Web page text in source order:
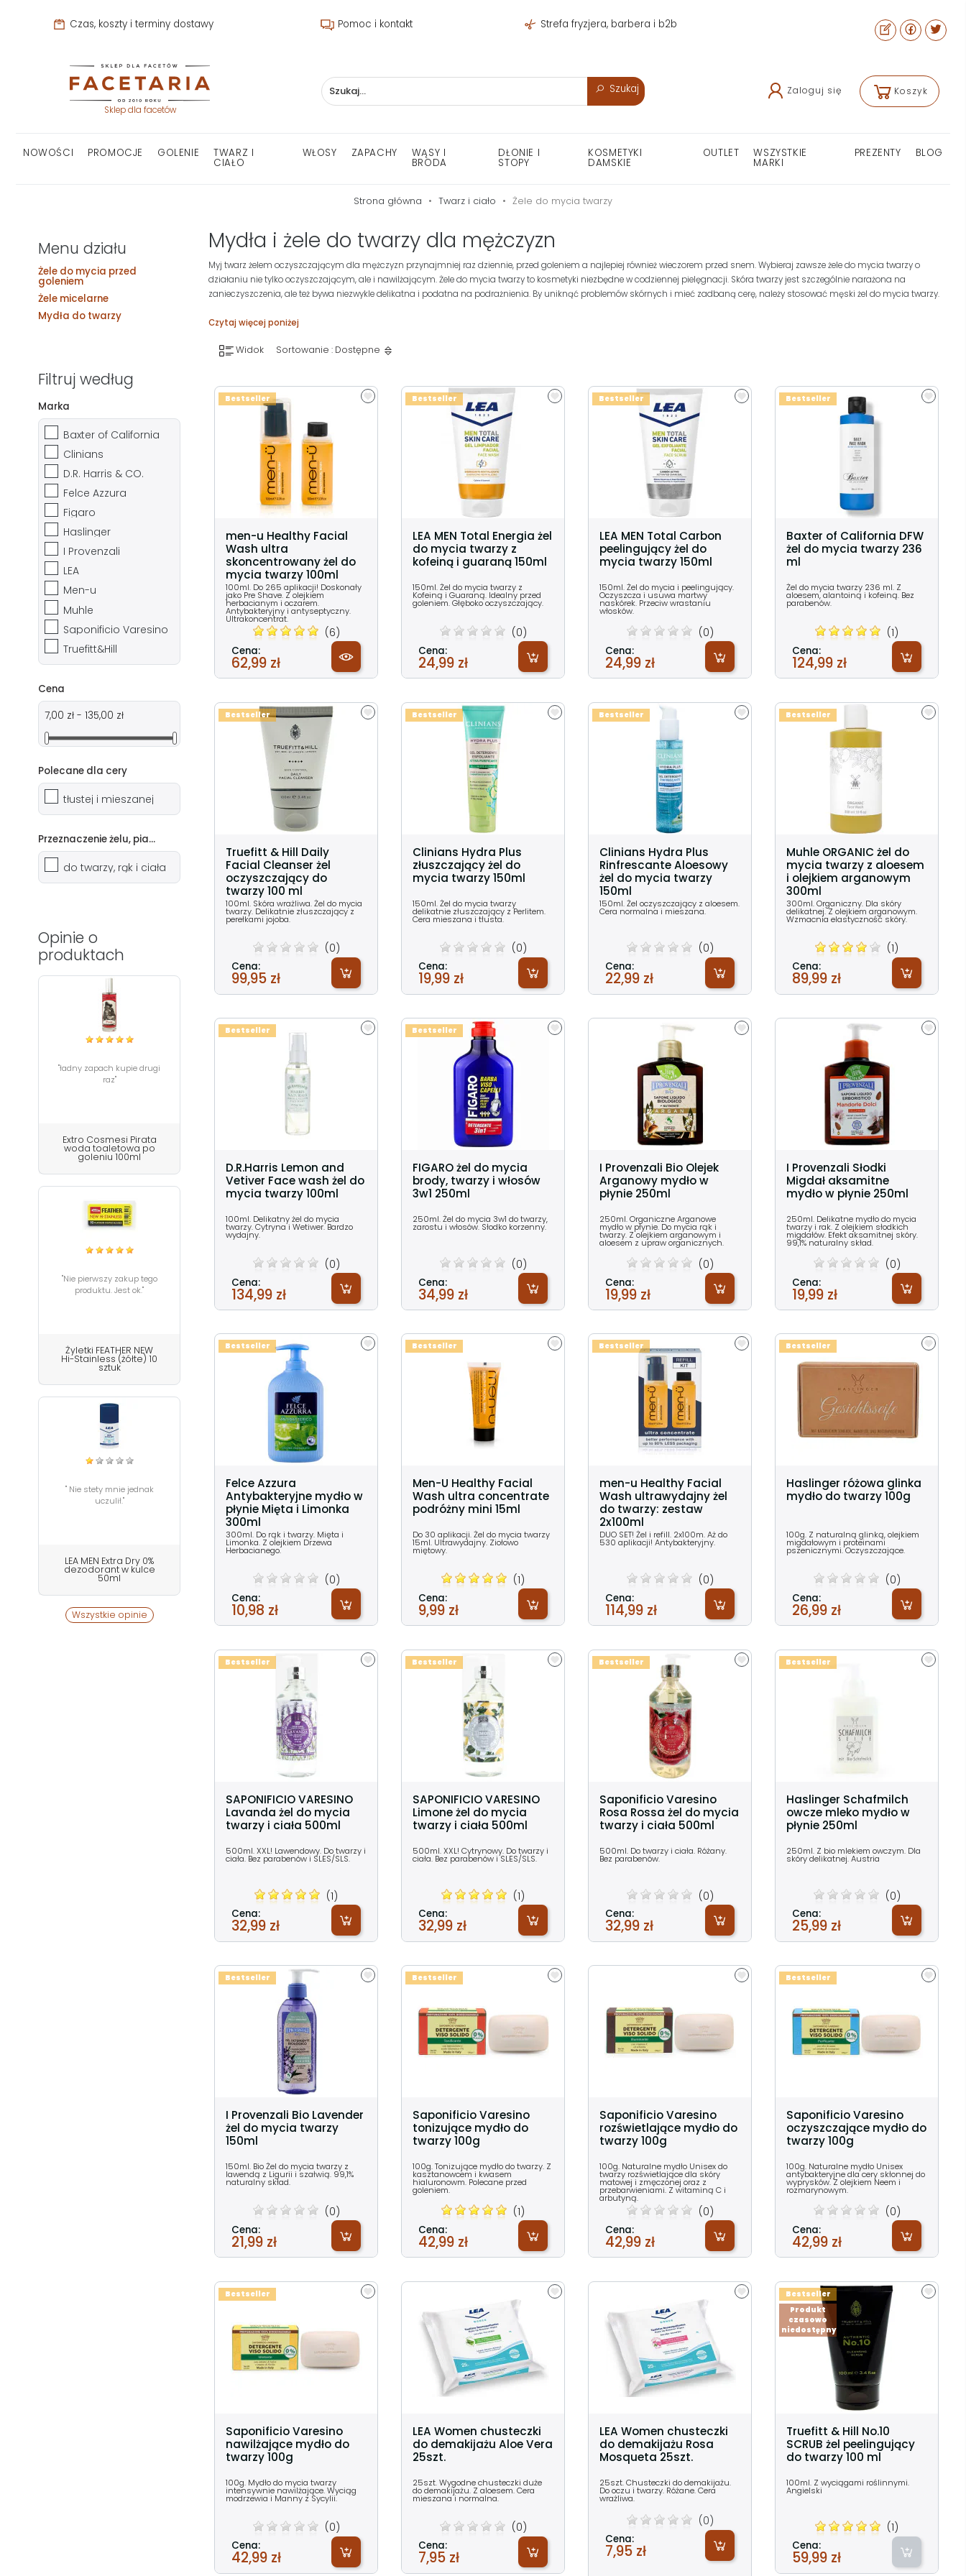
Czas, koszty i terminy dostawy Pomoc i kontakt Strefa fryzjera, barbera i b2b
Sklep dla facetów
Szukaj Zaloguj się Koszyk
NOWOŚCI PROMOCJE GOLENIE TWARZ I
CIAŁO
WŁOSY ZAPACHY WĄSY I
BRODA
DŁONIE I
STOPY
KOSMETYKI
DAMSKIE
OUTLET WSZYSTKIE
MARKI
PREZENTY BLOG
Strona główna Twarz i ciało Żele do mycia twarzy
Menu działu
Żele do mycia przed
goleniem
Żele micelarne
Mydła do twarzy
Filtruj według
Marka
Baxter of California
Clinians
D.R. Harris & CO.
Felce Azzura
Figaro
Haslinger
I Provenzali
LEA
Men-u
Muhle
Saponificio Varesino
Truefitt&Hill
Cena
7,00 zł - 135,00 zł
Polecane dla cery
tłustej i mieszanej
Przeznaczenie żelu, pianki, mydła
do twarzy, rąk i ciała
Opinie o
produktach
"ładny zapach kupie drugi
raz"
Extro Cosmesi Pirata
woda toaletowa po
goleniu 100ml
"Nie pierwszy zakup tego
produktu. Jest ok."
Żyletki FEATHER NEW
Hi-Stainless (żółte) 10
sztuk
" Nie stety mnie jednak
uczulił."
LEA MEN Extra Dry 0%
dezodorant w kulce
50ml
Wszystkie opinie
Mydła i żele do twarzy dla mężczyzn
Myj twarz żelem oczyszczającym dla mężczyzn przynajmniej raz dziennie, przed goleniem a najlepiej również wieczorem przed snem. Wybieraj zawsze żele do mycia twarzy o
działaniu nie tylko oczyszczającym, ale i nawilżającym. Żele do mycia twarzy to kosmetyki niezbędne w codziennej pielęgnacji. Skóra twarzy jest szczególnie narażona na
zanieczyszczenia, ale też bywa niezwykle delikatna i podatna na podrażnienia. By uniknąć problemów skórnych i mieć zadbaną cerę, należy stosować męski żel do mycia twarzy.
Czytaj więcej poniżej
Widok Sortowanie : Dostępne
men-u Healthy Facial
Wash ultra
skoncentrowany żel do
mycia twarzy 100ml
100ml. Do 265 aplikacji! Doskonały
jako Pre Shave. Z olejkiem
herbacianym i oczarem.
Antybakteryjny i antyseptyczny.
Ultrakoncentrat.
(6)
Cena:
62,99 zł
Bestseller
LEA MEN Total Energia żel
do mycia twarzy z
kofeiną i guaraną 150ml
150ml. Żel do mycia twarzy z
Kofeiną i Guaraną. Idealny przed
goleniem. Głęboko oczyszczający.
(0)
Cena:
24,99 zł
Bestseller
LEA MEN Total Carbon
peelingujący żel do
mycia twarzy 150ml
150ml. Żel do mycia i peelingujący.
Oczyszcza i usuwa martwy
naskórek. Przeciw wrastaniu
włosków.
(0)
Cena:
24,99 zł
Bestseller
Baxter of California DFW
żel do mycia twarzy 236
ml
Żel do mycia twarzy 236 ml. Z
aloesem, alantoiną i kofeiną. Bez
parabenów.
(1)
Cena:
124,99 zł
Bestseller
Truefitt & Hill Daily
Facial Cleanser żel
oczyszczający do
twarzy 100 ml
100ml. Skóra wrażliwa. Żel do mycia
twarzy. Delikatnie złuszczający z
perełkami jojoba.
(0)
Cena:
99,95 zł
Bestseller
Clinians Hydra Plus
złuszczający żel do
mycia twarzy 150ml
150ml. Żel do mycia twarzy
delikatnie złuszczający z Perlitem.
Cera mieszana i tłusta.
(0)
Cena:
19,99 zł
Bestseller
Clinians Hydra Plus
Rinfrescante Aloesowy
żel do mycia twarzy
150ml
150ml. Żel oczyszczający z aloesem.
Cera normalna i mieszana.
(0)
Cena:
22,99 zł
Bestseller
Muhle ORGANIC żel do
mycia twarzy z aloesem
i olejkiem arganowym
300ml
300ml. Organiczny. Dla skóry
delikatnej. Z olejkiem arganowym.
Wzmacnia elastyczność skóry.
(1)
Cena:
89,99 zł
Bestseller
D.R.Harris Lemon and
Vetiver Face wash żel do
mycia twarzy 100ml
100ml. Delikatny żel do mycia
twarzy. Cytryna i Wetiwer. Bardzo
wydajny.
(0)
Cena:
134,99 zł
Bestseller
FIGARO żel do mycia
brody, twarzy i włosów
3w1 250ml
250ml. Żel do mycia 3w1 do twarzy,
zarostu i włosów. Słodko korzenny.
(0)
Cena:
34,99 zł
Bestseller
I Provenzali Bio Olejek
Arganowy mydło w
płynie 250ml
250ml. Organiczne Arganowe
mydło w płynie. Do mycia rąk i
twarzy. Z olejkiem arganowym i
aloesem z upraw organicznych.
(0)
Cena:
19,99 zł
I Provenzali Słodki
Migdał aksamitne
mydło w płynie 250ml
250ml. Delikatne mydło do mycia
twarzy i rak. Z olejkiem słodkich
migdałów. Efekt aksamitnej skóry.
99,1% naturalny skład.
(0)
Cena:
19,99 zł
Felce Azzura
Antybakteryjne mydło w
płynie Mięta i Limonka
300ml
300ml. Do rąk i twarzy. Mięta i
Limonka. Z olejkiem Drzewa
Herbacianego.
(0)
Cena:
10,98 zł
Bestseller
Men-U Healthy Facial
Wash ultra concentrate
podróżny mini 15ml
Do 30 aplikacji. Żel do mycia twarzy
15ml. Ultrawydajny. Ziołowo
miętowy.
(1)
Cena:
9,99 zł
Bestseller
men-u Healthy Facial
Wash ultrawydajny żel
do twarzy: zestaw
2x100ml
DUO SET! Żel i refill. 2x100m. Aż do
530 aplikacji! Antybakteryjny.
(0)
Cena:
114,99 zł
Bestseller
Haslinger różowa glinka
mydło do twarzy 100g
100g. Z naturalną glinką, olejkiem
migdałowym i proteinami
pszenicznymi. Oczyszczające.
(0)
Cena:
26,99 zł
Bestseller
SAPONIFICIO VARESINO
Lavanda żel do mycia
twarzy i ciała 500ml
500ml. XXL! Lawendowy. Do twarzy i
ciała. Bez parabenów i SLES/SLS.
(1)
Cena:
32,99 zł
Bestseller
SAPONIFICIO VARESINO
Limone żel do mycia
twarzy i ciała 500ml
500ml. XXL! Cytrynowy. Do twarzy i
ciała. Bez parabenów i SLES/SLS.
(1)
Cena:
32,99 zł
Bestseller
Saponificio Varesino
Rosa Rossa żel do mycia
twarzy i ciała 500ml
500ml. Do twarzy i ciała. Różany.
Bez parabenów.
(0)
Cena:
32,99 zł
Bestseller
Haslinger Schafmilch
owcze mleko mydło w
płynie 250ml
250ml. Z bio mlekiem owczym. Dla
skóry delikatnej. Austria
(0)
Cena:
25,99 zł
Bestseller
I Provenzali Bio Lavender
żel do mycia twarzy
150ml
150ml. Bio Żel do mycia twarzy z
lawendą z Ligurii i szałwią. 99,1%
naturalny skład.
(0)
Cena:
21,99 zł
Bestseller
Saponificio Varesino
tonizujące mydło do
twarzy 100g
100g. Tonizujące mydło do twarzy. Z
kasztanowcem i kwasem
hialuronowm. Polecane przed
goleniem.
(1)
Cena:
42,99 zł
Bestseller
Saponificio Varesino
rozświetlające mydło do
twarzy 100g
100g. Naturalne mydło Unisex do
twarzy rozświetlające dla skóry
matowej i zmęczonej oraz z
przebarwieniami. Z witaminą C i
arbutyną.
(0)
Cena:
42,99 zł
Saponificio Varesino
oczyszczające mydło do
twarzy 100g
100g. Naturalne mydło Unisex
antybakteryjne dla cery skłonnej do
wyprysków. Z olejkiem Neem i
rozmarynowym.
(0)
Cena:
42,99 zł
Bestseller
Saponificio Varesino
nawilżające mydło do
twarzy 100g
100g. Mydło do mycia twarzy
intensywnie nawilżające. Wyciąg
modrzewia i Manny z Sycylii.
(0)
Cena:
42,99 zł
Bestseller
LEA Women chusteczki
do demakijażu Aloe Vera
25szt.
25szt. Wygodne chusteczki duże
do demakijażu. Z aloesem. Cera
mieszana i normalna.
(0)
Cena:
7,95 zł
LEA Women chusteczki
do demakijażu Rosa
Mosqueta 25szt.
25szt. Chusteczki do demakijażu.
Do oczu i twarzy. Różane. Cera
wrażliwa.
(0)
Cena:
7,95 zł
Truefitt & Hill No.10
SCRUB żel peelingujący
do twarzy 100 ml
100ml. Z wyciągami roślinnymi.
Angielski
(1)
Cena:
59,99 zł
Produkt
czasowo
niedostępny
Bestseller